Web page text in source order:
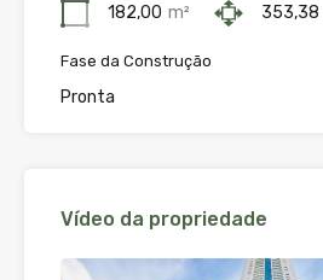
182,00 m² 353,38
Fase da Construção
Pronta
Vídeo da propriedade